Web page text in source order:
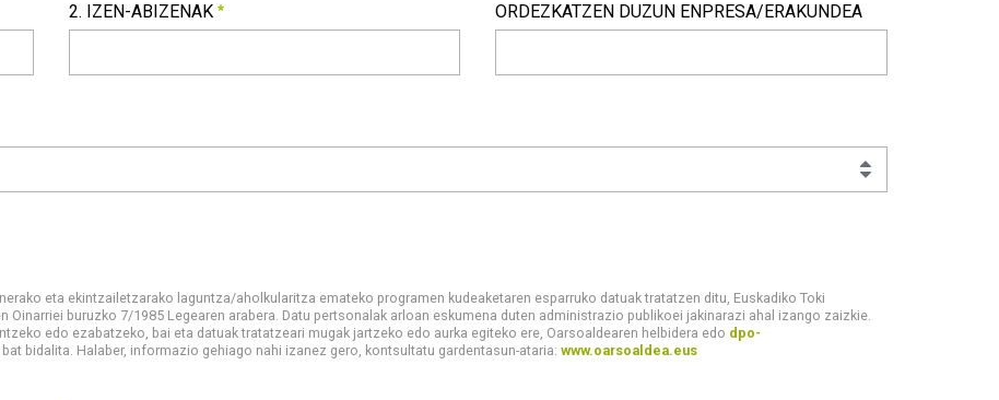
2. IZEN-ABIZENAK ORDEZKATZEN DUZUN ENPRESA/ERAKUNDEA
eta ekintzailetzarako laguntza/aholkularitza emateko programen kudeaketaren esparruko datuak tratatzen ditu, Euskadiko Toki
Oinarriei buruzko 7/1985 Legearen arabera. Datu pertsonalak arloan eskumena duten administrazio publikoei jakinarazi ahal izango zaizkie.
edo ezabatzeko, bai eta datuak tratatzeari mugak jartzeko edo aurka egiteko ere, Oarsoaldearen helbidera edo dpo-
bidalita. Halaber, informazio gehiago nahi izanez gero, kontsultatu gardentasun-ataria: www.oarsoaldea.eus